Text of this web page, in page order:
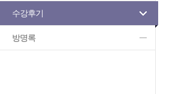
수강후기
방명록